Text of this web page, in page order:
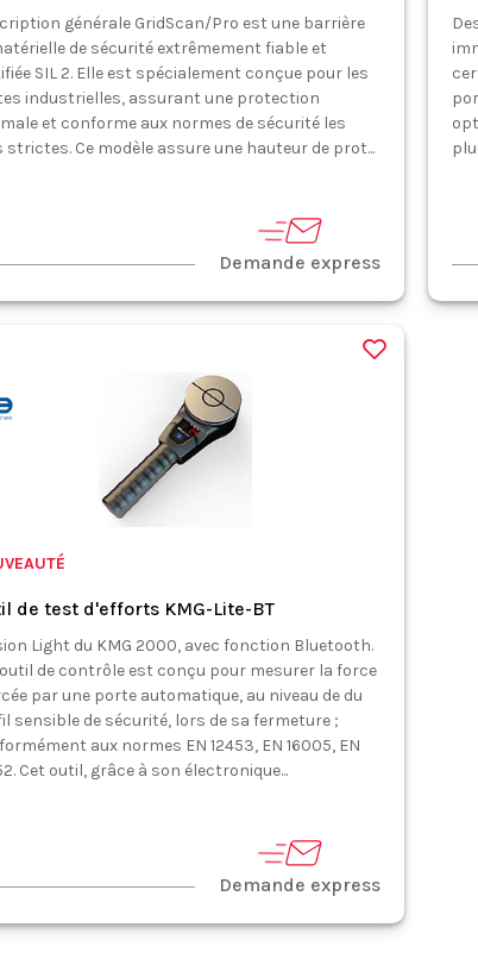
générale GridScan/Pro est une barrière
de sécurité extrêmement fiable et
SIL 2. Elle est spécialement conçue pour les
industrielles, assurant une protection
et conforme aux normes de sécurité les
strictes. Ce modèle assure une hauteur de prot...
Demande express
de test d'efforts KMG-Lite-BT
Light du KMG 2000, avec fonction Bluetooth.
de contrôle est conçu pour mesurer la force
par une porte automatique, au niveau de du
sensible de sécurité, lors de sa fermeture ;
aux normes EN 12453, EN 16005, EN
Cet outil, grâce à son électronique...
Demande express